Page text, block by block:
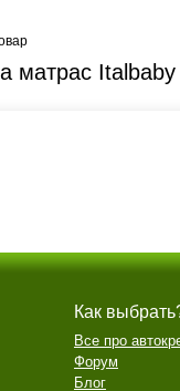
матрас
Как
Все про
Форум
Блог